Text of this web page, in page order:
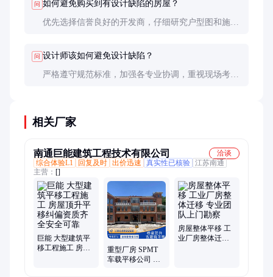
问 如何避免购买到有设计缺陷的房屋？
优先选择信誉良好的开发商，仔细研究户型图和施工
问 设计师该如何避免设计缺陷？
严格遵守规范标准，加强各专业协调，重视现场考
相关厂家
南通巨能建筑工程技术有限公司
洽谈
综合体验L1
回复及时 出价迅速 真实性已核验 江苏南通
主营： []
巨能 大型建筑平
移工程施工 房屋
重型厂房 SPMT
车载平移公司 整
房屋整体平移 工
业厂房整体迁移